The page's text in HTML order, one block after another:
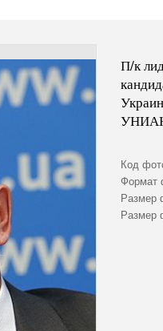
П/к
Код
Формат
Размер
Размер